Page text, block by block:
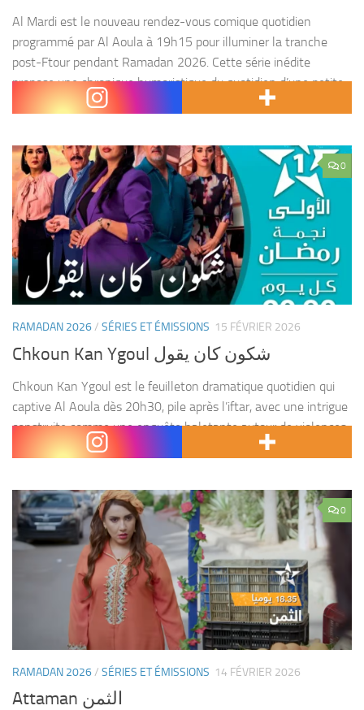
Al Mardi est le nouveau rendez-vous comique quotidien
programmé par Al Aoula à 19h15 pour illuminer la tranche
post-Ftour pendant Ramadan 2026. Cette série inédite
propose une chronique humoristique du quotidien d’une petite
communauté...
0
RAMADAN 2026/ SÉRIES ET ÉMISSIONS 15 FÉVRIER 2026
Chkoun Kan Ygoul شكون كان يقول
Chkoun Kan Ygoul est le feuilleton dramatique quotidien qui
captive Al Aoula dès 20h30, pile après l’iftar, avec une intrigue
construite comme une enquête haletante autour de violences
conjugales cachées, de non-dits familiaux toxiques...
0
RAMADAN 2026/ SÉRIES ET ÉMISSIONS 14 FÉVRIER 2026
Attaman الثمن